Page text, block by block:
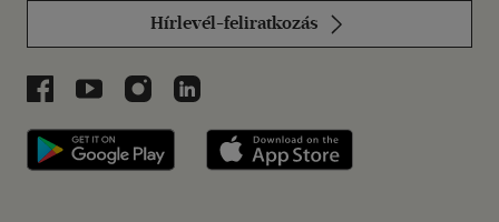
Hírlevél-feliratkozás
Libri a Facebookon
Libri a Youtube-on
Libri az Instagramon
Libri a LinkedInen
Libri applikáció Szerezd meg: Google